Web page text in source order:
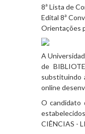
8ª Lista de
Edital 8ª
Orientações
A
de
substituindo
online
O candidato
CIÊNCIAS -